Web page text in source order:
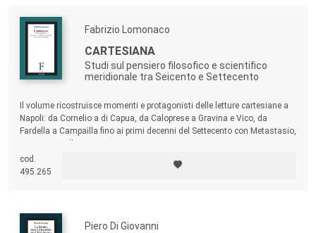
Fabrizio Lomonaco
CARTESIANA
Studi sul pensiero filosofico e scientifico
meridionale tra Seicento e Settecento
Il volume ricostruisce momenti e protagonisti delle letture cartesiane a
Napoli: da Cornelio a di Capua, da Caloprese a Gravina e Vico, da
Fardella a Campailla fino ai primi decenni del Settecento con Metastasio,
cod.
495.265
Piero Di Giovanni